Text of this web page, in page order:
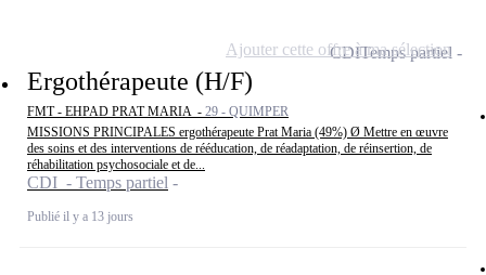
Ergothérapeute (H/F)
FMT - EHPAD PRAT MARIA - 29 - QUIMPER
MISSIONS PRINCIPALES ergothérapeute Prat Maria (49%) Ø Mettre en œuvre
des soins et des interventions de rééducation, de réadaptation, de réinsertion, de
réhabilitation psychosociale et de...
CDI - Temps partiel
Publié il y a 13 jours
CDITemps partiel
Ajouter cette offre à ma sélection